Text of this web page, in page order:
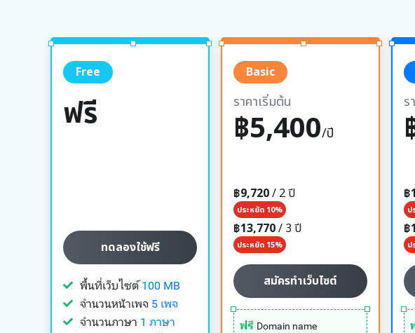
Free
ฟรี
ทดลองใช้ฟรี
พื้นที่เว็บไซต์100 MB
จำนวนหน้าเพจ 5 เพจ
จำนวนภาษา 1 ภาษา
Basic
ราคาเริ่มต้น
฿5,400/ปี
฿9,720/ 2 ปี
ประหยัด 10%
฿13,770/ 3 ปี
ประหยัด 15%
สมัครทำเว็บไซต์
ฟรี Domain name
ร
฿
ป
฿
ป